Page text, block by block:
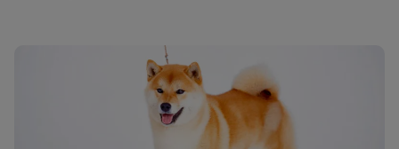
baasjes met veel plaats en hondenervaring.